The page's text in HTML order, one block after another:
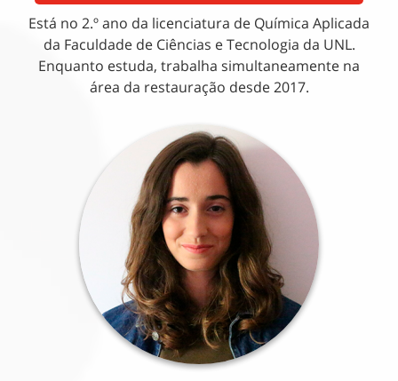
Está no 2.º ano da licenciatura de Química Aplicada
da Faculdade de Ciências e Tecnologia da UNL.
Enquanto estuda, trabalha simultaneamente na
área da restauração desde 2017.